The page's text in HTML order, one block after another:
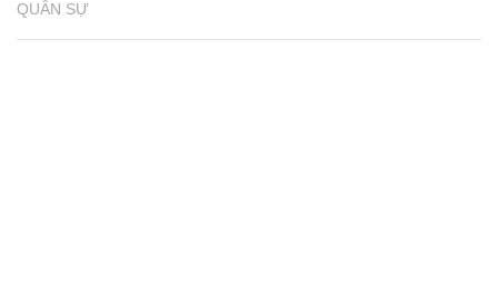
QUÂN SỰ